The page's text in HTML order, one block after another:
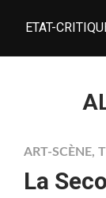
ETAT-
ART-SCÈNE,
La